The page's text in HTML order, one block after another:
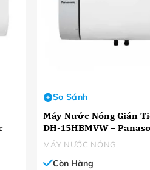
MÁY NƯỚC NÓNG
Máy Nước Nóng Gián
DH-15HBMVW –
So Sánh
Còn Hàng